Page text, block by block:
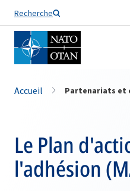
Recherche
Nom de famille*
Accueil Partenariats et
Le Plan
l'adhésion